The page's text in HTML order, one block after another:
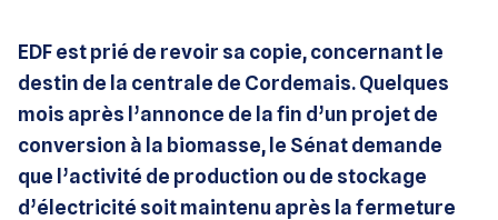
EDF est prié de revoir sa copie, concernant le
destin de la centrale de Cordemais. Quelques
mois après l’annonce de la fin d’un projet de
conversion à la biomasse, le Sénat demande
que l’activité de production ou de stockage
d’électricité soit maintenu après la fermeture